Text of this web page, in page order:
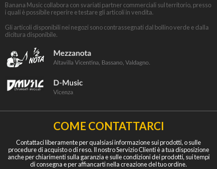
Banana Music collabora con svariati partner commerciali sul territorio, presso
i quali è possibile reperire e testare gli articoli in vendita.
Gli articoli disponibili nei negozi sono contrassegnati dal bollino verde e dalla
dicitura disponibile.
COME CONTATTARCI
Contattaci liberamente per qualsiasi informazione sui prodotti, o sulle
procedure di acquisto o di reso. Il nostro Servizio Clienti è a tua disposizione
anche per chiarimenti sulla garanzia e sulle condizioni dei prodotti, sui tempi
di consegna e per affiancarti nella creazione del tuo ordine.